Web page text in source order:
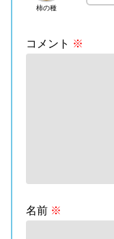
柿の種
コメント ※
名前 ※